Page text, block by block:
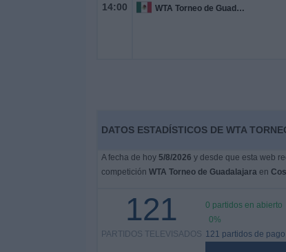
14:00 WTA Torneo de Guadalajara
DATOS ESTADÍSTICOS DE WTA
A fecha de hoy 5/8/2026 y desde que esta web
competición WTA Torneo de Guadalajaraen
121
PARTIDOS TELEVISADOS
0 partidos en abierto
0%
121 partidos de pago